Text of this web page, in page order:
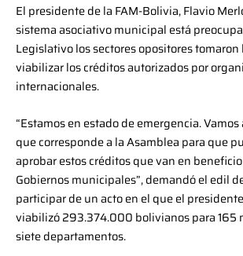
El presidente de la FAM-Bolivia, Flavio
sistema asociativo municipal está
Legislativo los sectores opositores
viabilizar los créditos autorizados por
internacionales.
“Estamos en estado de emergencia.
que corresponde a la Asamblea para que
aprobar estos créditos que van en
Gobiernos municipales”, demandó el edil
participar de un acto en el que el
viabilizó 293.374.000 bolivianos para 165
siete departamentos.